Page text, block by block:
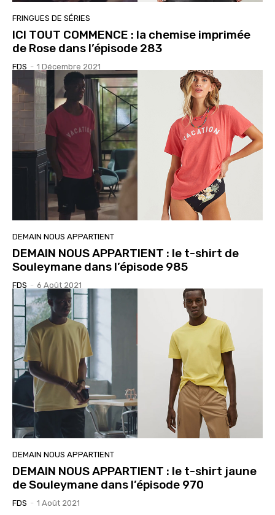
FRINGUES DE SÉRIES
ICI TOUT COMMENCE : la chemise imprimée
de Rose dans l’épisode 283
FDS - 1 Décembre 2021
DEMAIN NOUS APPARTIENT
DEMAIN NOUS APPARTIENT : le t-shirt de
Souleymane dans l’épisode 985
FDS - 6 Août 2021
DEMAIN NOUS APPARTIENT
DEMAIN NOUS APPARTIENT : le t-shirt jaune
de Souleymane dans l’épisode 970
FDS - 1 Août 2021